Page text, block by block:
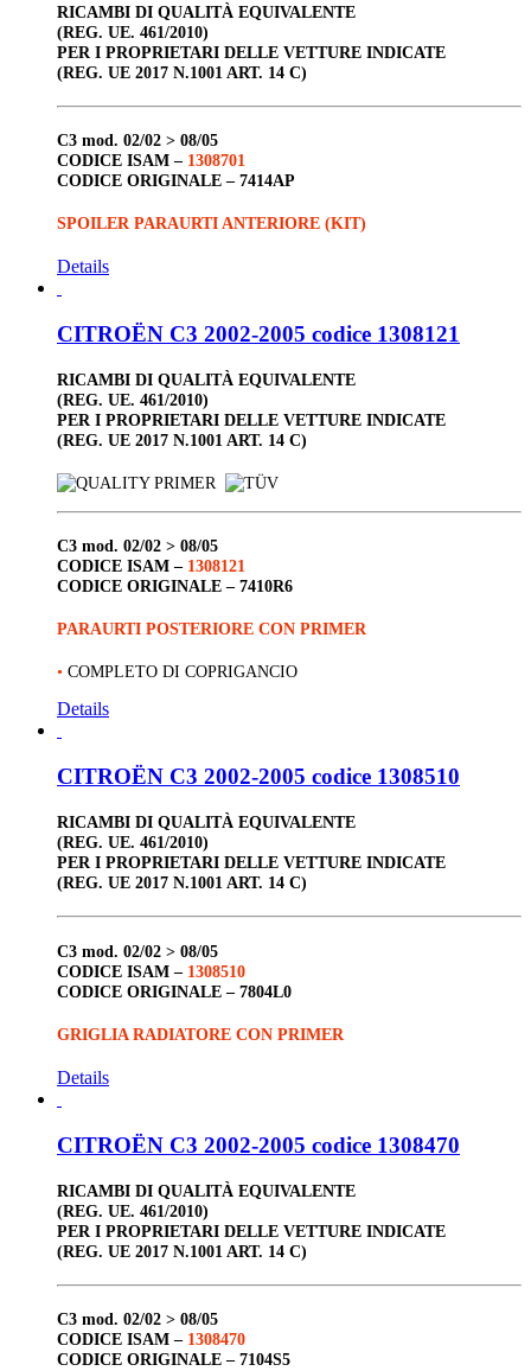
RICAMBI DI QUALITÀ EQUIVALENTE
(REG. UE. 461/2010)
PER I PROPRIETARI DELLE VETTURE INDICATE
(REG. UE 2017 N.1001 ART. 14 C)
C3 mod. 02/02 > 08/05
CODICE ISAM – 1308701
CODICE ORIGINALE – 7414AP
SPOILER PARAURTI ANTERIORE (KIT)
Details
CITROËN C3 2002-2005 codice 1308121
RICAMBI DI QUALITÀ EQUIVALENTE
(REG. UE. 461/2010)
PER I PROPRIETARI DELLE VETTURE INDICATE
(REG. UE 2017 N.1001 ART. 14 C)
C3 mod. 02/02 > 08/05
CODICE ISAM – 1308121
CODICE ORIGINALE – 7410R6
PARAURTI POSTERIORE CON PRIMER
• COMPLETO DI COPRIGANCIO
Details
CITROËN C3 2002-2005 codice 1308510
RICAMBI DI QUALITÀ EQUIVALENTE
(REG. UE. 461/2010)
PER I PROPRIETARI DELLE VETTURE INDICATE
(REG. UE 2017 N.1001 ART. 14 C)
C3 mod. 02/02 > 08/05
CODICE ISAM – 1308510
CODICE ORIGINALE – 7804L0
GRIGLIA RADIATORE CON PRIMER
Details
CITROËN C3 2002-2005 codice 1308470
RICAMBI DI QUALITÀ EQUIVALENTE
(REG. UE. 461/2010)
PER I PROPRIETARI DELLE VETTURE INDICATE
(REG. UE 2017 N.1001 ART. 14 C)
C3 mod. 02/02 > 08/05
CODICE ISAM – 1308470
CODICE ORIGINALE – 7104S5